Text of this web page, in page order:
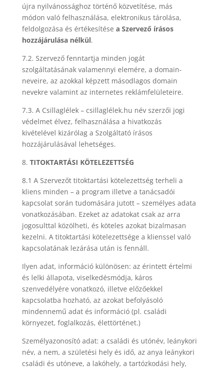
újra nyilvánossághoz történő közvetítése, más
módon való felhasználása, elektronikus tárolása,
feldolgozása és értékesítése a Szervező írásos
hozzájárulása nélkül.
7.2. Szervező fenntartja minden jogát
szolgáltatásának valamennyi elemére, a domain-
neveire, az azokkal képzett másodlagos domain
nevekre valamint az internetes reklámfelületeire.
7.3. A Csillaglélek – csillaglélek.hu név szerzői jogi
védelmet élvez, felhasználása a hivatkozás
kivételével kizárólag a Szolgáltató írásos
hozzájárulásával lehetséges.
8. TITOKTARTÁSI KÖTELEZETTSÉG
8.1 A Szervezőt titoktartási kötelezettség terheli a
kliens minden – a program illetve a tanácsadói
kapcsolat során tudomására jutott – személyes adata
vonatkozásában. Ezeket az adatokat csak az arra
jogosulttal közölheti, és köteles azokat bizalmasan
kezelni. A titoktartási kötelezettsége a klienssel való
kapcsolatának lezárása után is fennáll.
Ilyen adat, információ különösen: az érintett értelmi
és lelki állapota, viselkedésmódja, káros
szenvedélyére vonatkozó, illetve előzőekkel
kapcsolatba hozható, az azokat befolyásoló
mindennemű adat és információ (pl. családi
környezet, foglalkozás, élettörténet.)
Személyazonosító adat: a családi és utónév, leánykori
név, a nem, a születési hely és idő, az anya leánykori
családi és utóneve, a lakóhely, a tartózkodási hely,